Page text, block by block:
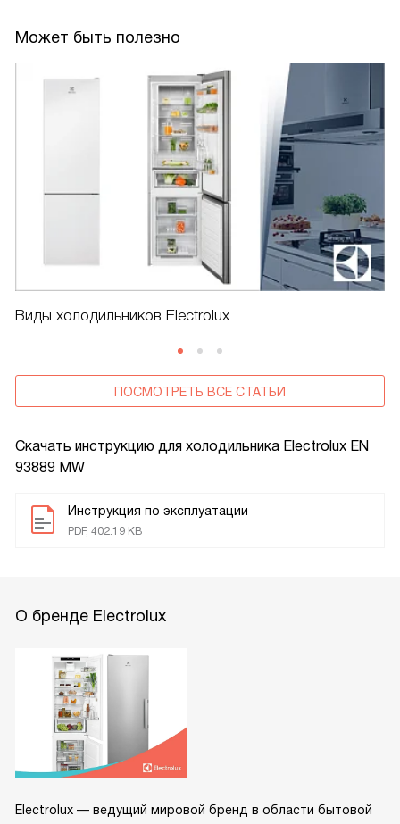
Скачать инструкцию для холодильника Electrolux EN
93889 MW
Инструкция по эксплуатации
PDF, 402.19 KB
Может быть полезно
Виды холодильников Electrolux
ПОСМОТРЕТЬ ВСЕ СТАТЬИ
О бренде Electrolux
Electrolux — ведущий мировой бренд в области бытовой